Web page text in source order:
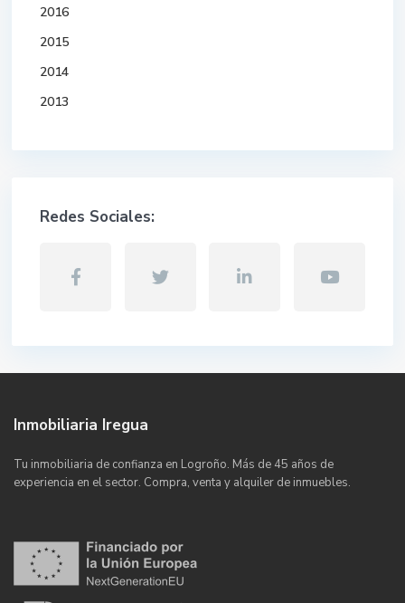
2016
2015
2014
2013
Redes Sociales:
Inmobiliaria Iregua
Tu inmobiliaria de confianza en Logroño. Más de 45 años de
experiencia en el sector. Compra, venta y alquiler de inmuebles.